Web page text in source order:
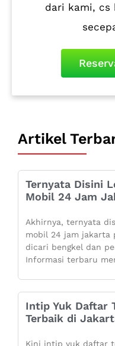
dari kami, cs
Artikel
Ternyata Disini
Mobil 24 Jam
Akhirnya, ternyata
mobil 24 jam jakarta
dicari bengkel dan
Informasi terbaru
Intip Yuk Daftar
Terbaik di
Kini intip yuk daftar